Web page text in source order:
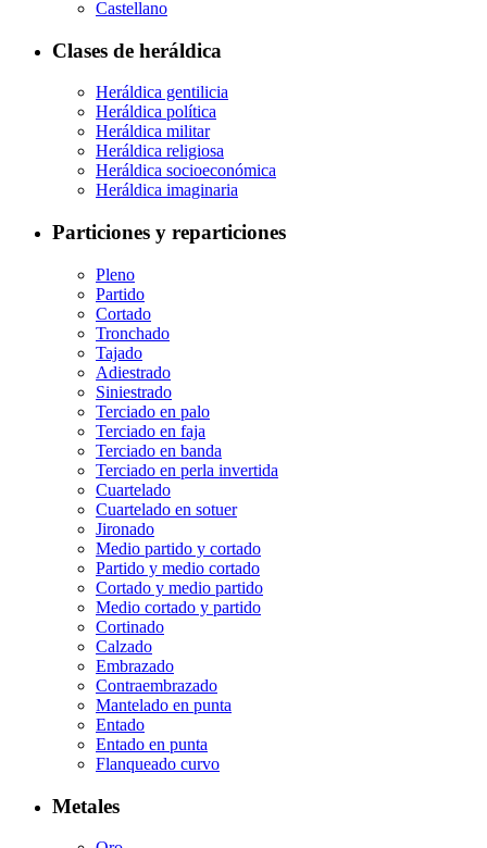
Castellano
Clases de heráldica
Heráldica gentilicia
Heráldica política
Heráldica militar
Heráldica religiosa
Heráldica socioeconómica
Heráldica imaginaria
Particiones y reparticiones
Pleno
Partido
Cortado
Tronchado
Tajado
Adiestrado
Siniestrado
Terciado en palo
Terciado en faja
Terciado en banda
Terciado en perla invertida
Cuartelado
Cuartelado en sotuer
Jironado
Medio partido y cortado
Partido y medio cortado
Cortado y medio partido
Medio cortado y partido
Cortinado
Calzado
Embrazado
Contraembrazado
Mantelado en punta
Entado
Entado en punta
Flanqueado curvo
Metales